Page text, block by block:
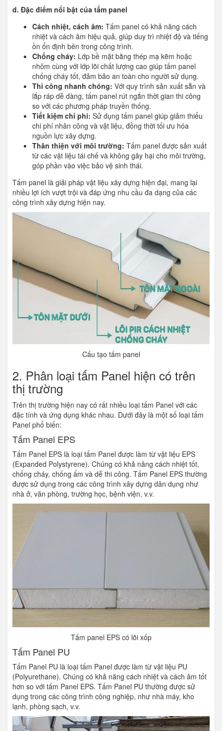
d. Đặc điểm nổi bật của tấm panel
Cách nhiệt, cách âm: Tấm panel có khả năng cách
nhiệt và cách âm hiệu quả, giúp duy trì nhiệt độ và tiếng
ồn ổn định bên trong công trình.
Chống cháy: Lớp bề mặt bằng thép mạ kẽm hoặc
nhôm cùng với lớp lõi chất lượng cao giúp tấm panel
chống cháy tốt, đảm bảo an toàn cho người sử dụng.
Thi công nhanh chóng: Với quy trình sản xuất sẵn và
lắp ráp dễ dàng, tấm panel rút ngắn thời gian thi công
so với các phương pháp truyền thống.
Tiết kiệm chi phí: Sử dụng tấm panel giúp giảm thiểu
chi phí nhân công và vật liệu, đồng thời tối ưu hóa
nguồn lực xây dựng.
Thân thiện với môi trường: Tấm panel được sản xuất
từ các vật liệu tái chế và không gây hại cho môi trường,
góp phần vào việc bảo vệ sinh thái.
Tấm panel là giải pháp vật liệu xây dựng hiện đại, mang lại
nhiều lợi ích vượt trội và đáp ứng nhu cầu đa dạng của các
công trình xây dựng hiện nay.
Cấu tạo tấm panel
2. Phân loại tấm Panel hiện có trên
thị trường
Trên thị trường hiện nay có rất nhiều loại tấm Panel với các
đặc tính và ứng dụng khác nhau. Dưới đây là một số loại tấm
Panel phổ biến:
Tấm Panel EPS
Tấm Panel EPS là loại tấm Panel được làm từ vật liệu EPS
(Expanded Polystyrene). Chúng có khả năng cách nhiệt tốt,
chống cháy, chống ẩm và dễ thi công. Tấm Panel EPS thường
được sử dụng trong các công trình xây dựng dân dụng như
nhà ở, văn phòng, trường học, bệnh viện, v.v.
Tấm panel EPS có lõi xốp
Tấm Panel PU
Tấm Panel PU là loại tấm Panel được làm từ vật liệu PU
(Polyurethane). Chúng có khả năng cách nhiệt và cách âm tốt
hơn so với tấm Panel EPS. Tấm Panel PU thường được sử
dụng trong các công trình công nghiệp, như nhà máy, kho
lạnh, phòng sạch, v.v.